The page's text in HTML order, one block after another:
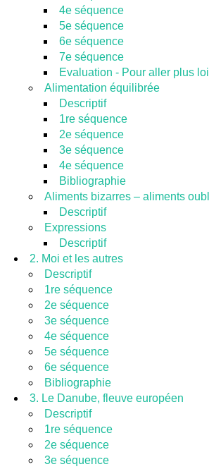
4e séquence
5e séquence
6e séquence
7e séquence
Evaluation - Pour aller plus
Alimentation équilibrée
Descriptif
1re séquence
2e séquence
3e séquence
4e séquence
Bibliographie
Aliments bizarres – aliments
Descriptif
Expressions
Descriptif
2. Moi et les autres
Descriptif
1re séquence
2e séquence
3e séquence
4e séquence
5e séquence
6e séquence
Bibliographie
3. Le Danube, fleuve européen
Descriptif
1re séquence
2e séquence
3e séquence